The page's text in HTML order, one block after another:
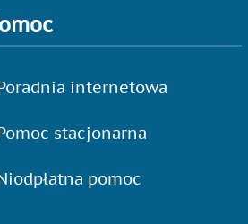
internetowa
stacjonarna
pomoc